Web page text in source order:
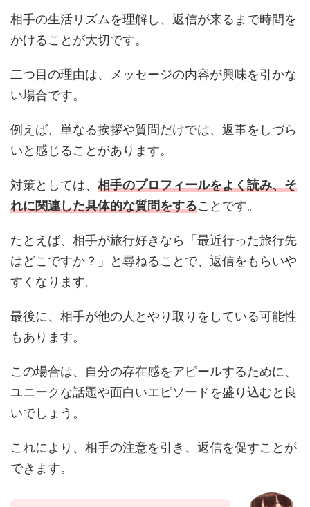
相手の生活リズムを理解し、返信が来るまで時間を
かけることが大切です。
二つ目の理由は、メッセージの内容が興味を引かな
い場合です。
例えば、単なる挨拶や質問だけでは、返事をしづら
いと感じることがあります。
対策としては、 相手のプロフィールをよく読み、そ
れに関連した具体的な質問をする ことです。
たとえば、相手が旅行好きなら「最近行った旅行先
はどこですか？」と尋ねることで、返信をもらいや
すくなります。
最後に、相手が他の人とやり取りをしている可能性
もあります。
この場合は、自分の存在感をアピールするために、
ユニークな話題や面白いエピソードを盛り込むと良
いでしょう。
これにより、相手の注意を引き、返信を促すことが
できます。